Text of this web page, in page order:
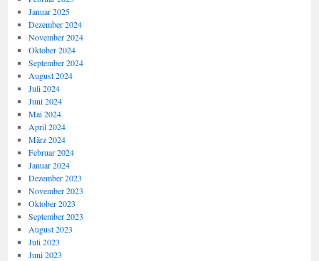
Januar 2025
Dezember 2024
November 2024
Oktober 2024
September 2024
August 2024
Juli 2024
Juni 2024
Mai 2024
April 2024
März 2024
Februar 2024
Januar 2024
Dezember 2023
November 2023
Oktober 2023
September 2023
August 2023
Juli 2023
Juni 2023